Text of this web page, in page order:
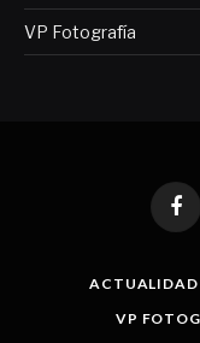
VP Fotografía
ACTUALIDAD
VP